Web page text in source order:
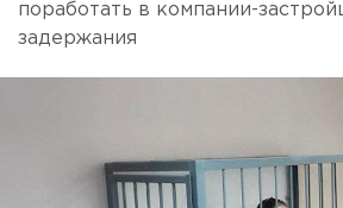
поработать в компании-
задержания